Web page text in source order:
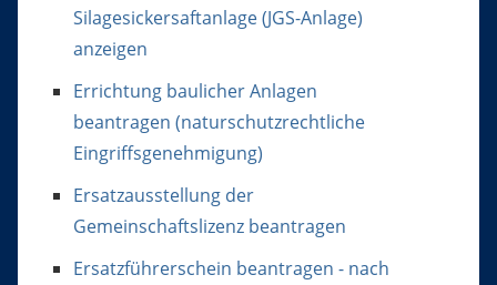
Silagesickersaftanlage (JGS-Anlage)
anzeigen
Errichtung baulicher Anlagen
beantragen (naturschutzrechtliche
Eingriffsgenehmigung)
Ersatzausstellung der
Gemeinschaftslizenz beantragen
Ersatzführerschein beantragen - nach